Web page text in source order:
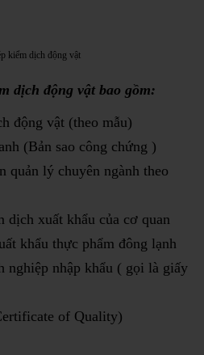
kiểm dịch động vật
dịch động vật bao gồm:
động vật (theo mẫu)
(Bản sao công chứng )
quản lý chuyên ngành theo
dịch xuất khẩu của cơ quan
khẩu thực phẩm đông lạnh
nghiệp nhập khẩu ( gọi là giấy
of Quality)